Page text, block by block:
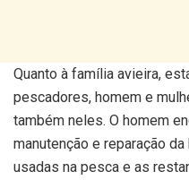
Quanto à família avieira,
pescadores, homem e
também neles. O homem
manutenção e reparação
usadas na pesca e as